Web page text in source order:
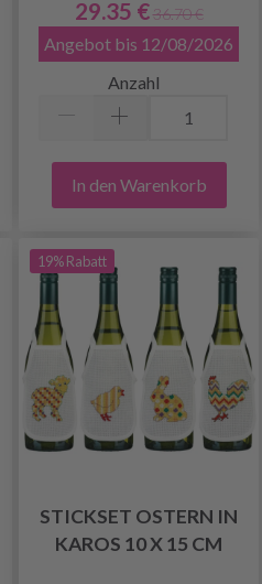
29.35 € 36.70 €
Angebot bis 12/08/2026
Anzahl
In den Warenkorb
19% Rabatt
STICKSET OSTERN IN
KAROS 10 X 15 CM